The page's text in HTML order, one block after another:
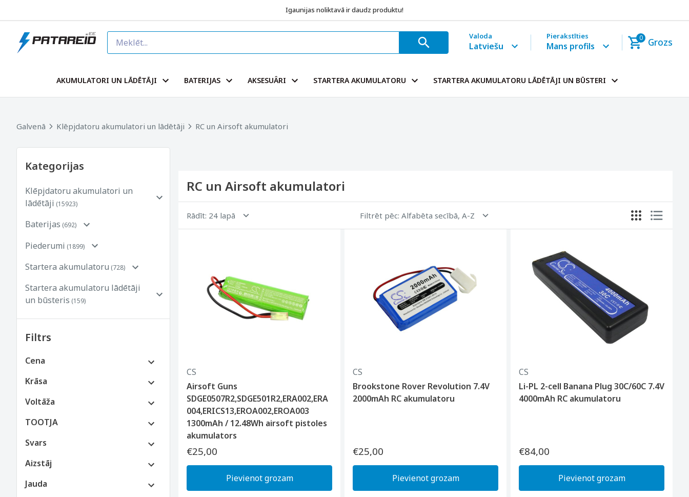
Igaunijas noliktavā ir daudz produktu!
Pierakstīties
Mans profils
0 Grozs
Valoda
Latviešu
AKUMULATORI UN LĀDĒTĀJI BATERIJAS AKSESUÂRI STARTERA AKUMULATORU STARTERA AKUMULATORU LĀDĒTĀJI UN BŪSTERI
Galvenā Klēpjdatoru akumulatori un lādētāji RC un Airsoft akumulatori
Kategorijas
Klēpjdatoru akumulatori un
lādētāji (15923)
Baterijas (692)
Piederumi (1899)
Startera akumulatoru (728)
Startera akumulatoru lādētāji
un būsteris (159)
Filtrs
Cena
€100 līdz €250
Krāsa
Voltāža
TOOTJA
Svars
Aizstāj
Jauda
RC un Airsoft akumulatori
Rādīt: 24 lapā Filtrēt pēc: Alfabēta secībā, A-Z
CS
Airsoft Guns
SDGE0507R2,SDGE501R2,ERA002,ERA
004,ERICS13,EROA002,EROA003
1300mAh / 12.48Wh airsoft pistoles
akumulators
€25,00
Pievienot grozam
CS
Brookstone Rover Revolution 7.4V
2000mAh RC akumulatoru
€25,00
Pievienot grozam
CS
Li-PL 2-cell Banana Plug 30C/60C 7.4V
4000mAh RC akumulatoru
€84,00
Pievienot grozam